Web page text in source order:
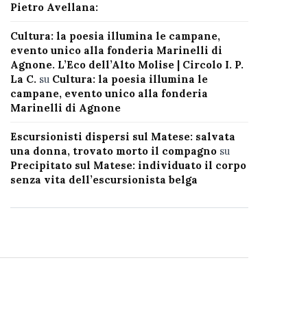
Pietro Avellana:
Cultura: la poesia illumina le campane,
evento unico alla fonderia Marinelli di
Agnone. L’Eco dell’Alto Molise | Circolo I. P.
La C. su Cultura: la poesia illumina le
campane, evento unico alla fonderia
Marinelli di Agnone
Escursionisti dispersi sul Matese: salvata
una donna, trovato morto il compagnosu
Precipitato sul Matese: individuato il corpo
senza vita dell’escursionista belga